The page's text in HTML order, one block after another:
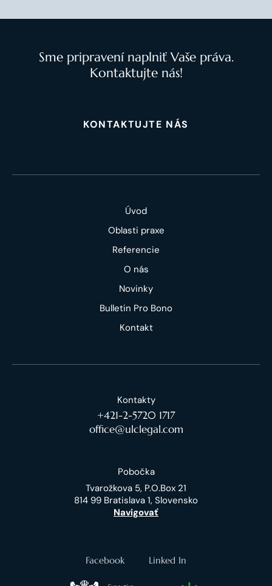
Sme pripravení naplniť Vaše práva.
Kontaktujte nás!
KONTAKTUJTE NÁS
Úvod
Oblasti praxe
Referencie
O nás
Novinky
Bulletin Pro Bono
Kontakt
Kontakty
+421-2-5720 1717
office@ulclegal.com
Pobočka
Tvarožkova 5, P.O.Box 21
814 99 Bratislava 1, Slovensko
Navigovať
Facebook Linked In